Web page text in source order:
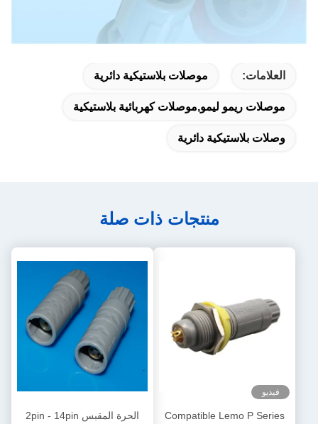
العلامات: موصلات بلاستيكية دائرية
موصلات ريمو ليمو,موصلات كهربائية بلاستيكية
وصلات بلاستيكية دائرية
منتجات ذات صلة
فيديو
Compatible Lemo P Series
الحرة المقبس 2pin - 14pin